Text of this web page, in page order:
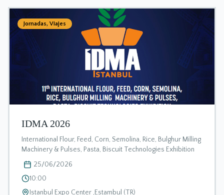
Jornadas, Viajes
IDMA 2026
International Flour, Feed, Corn, Semolina, Rice, Bulghur Milling
Machinery & Pulses, Pasta, Biscuit Technologies Exhibition
25/06/2026
10:00
Istanbul Expo Center ,Estambul (TR)